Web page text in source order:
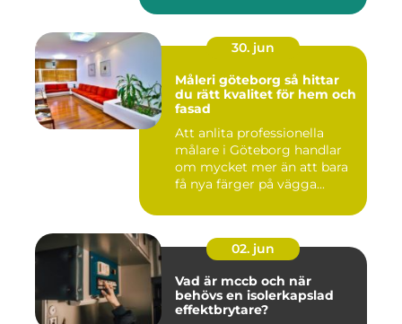
30. jun
Måleri göteborg så hittar
du rätt kvalitet för hem och
fasad
Att anlita professionella
målare i Göteborg handlar
om mycket mer än att bara
få nya färger på vägga...
02. jun
Vad är mccb och när
behövs en isolerkapslad
effektbrytare?